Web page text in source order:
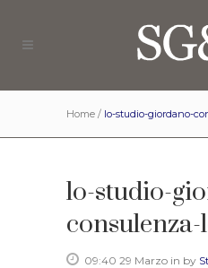
Home / lo-studio-giordano-
lo-studio-
consulenza-
09:40 29 Marzo in by